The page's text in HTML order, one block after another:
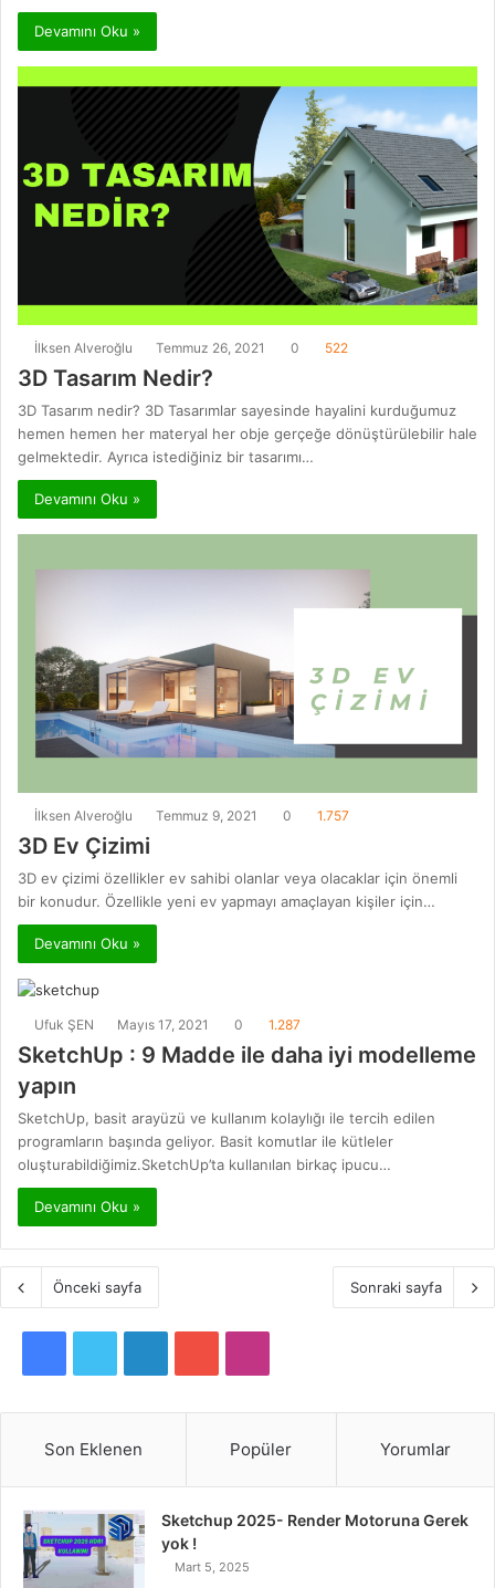
Devamını Oku »
İlksen Alveroğlu Temmuz 26, 2021 0 522
3D Tasarım Nedir?
3D Tasarım nedir? 3D Tasarımlar sayesinde hayalini kurduğumuz
hemen hemen her materyal her obje gerçeğe dönüştürülebilir hale
gelmektedir. Ayrıca istediğiniz bir tasarımı…
Devamını Oku »
İlksen Alveroğlu Temmuz 9, 2021 0 1.757
3D Ev Çizimi
3D ev çizimi özellikler ev sahibi olanlar veya olacaklar için önemli
bir konudur. Özellikle yeni ev yapmayı amaçlayan kişiler için…
Devamını Oku »
Ufuk ŞEN Mayıs 17, 2021 0 1.287
SketchUp : 9 Madde ile daha iyi modelleme
yapın
SketchUp, basit arayüzü ve kullanım kolaylığı ile tercih edilen
programların başında geliyor. Basit komutlar ile kütleler
oluşturabildiğimiz.SketchUp’ta kullanılan birkaç ipucu…
Devamını Oku »
Önceki sayfa Sonraki sayfa
c
e
b
o
i
t
t
e
k
e
T
u
b
s
t
a
Son Eklenen Popüler Yorumlar
Sketchup 2025- Render Motoruna Gerek
yok !
Mart 5, 2025